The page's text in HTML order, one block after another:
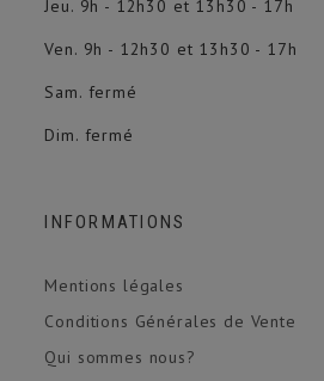
Jeu. 9h - 12h30 et 13h30 - 17h
Ven. 9h - 12h30 et 13h30 - 17h
Sam. fermé
Dim. fermé
INFORMATIONS
Mentions légales
Conditions Générales de Vente
Qui sommes nous?